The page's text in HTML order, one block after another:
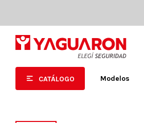
CATÁLOGO Modelos